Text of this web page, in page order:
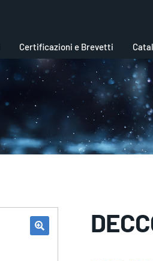
Certificazioni e Brevetti